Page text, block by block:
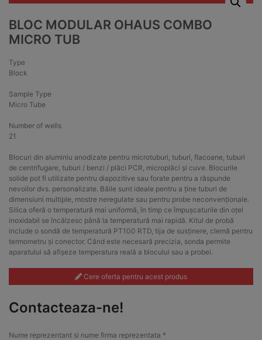
BLOC MODULAR OHAUS COMBO
MICRO TUB
Type
Block
Sample Type
Micro Tube
Number of wells
21
Blocuri din aluminiu anodizate pentru microtuburi, tuburi, flacoane, tuburi
de centrifugare, tuburi / benzi / plăci PCR, microplăci și cuve. Blocurile
solide pot fi utilizate pentru diapozitive sau forate pentru a răspunde
nevoilor dvs. personalizate. Băile sunt ideale pentru a ține tuburi de
dimensiuni multiple, mostre neregulate sau pentru probe neconvenționale.
Silica oferă o temperatură mai uniformă, în timp ce împușcaturile din oțel
inoxidabil se încălzesc până la temperatură mai rapidă. Kitul de probă
include o sondă de temperatură PT100 RTD, tija de susținere, clemă pentru
termometru și conector. Când este necesară precizia, sonda permite
aparatului să afișeze temperatura reală a blocului sau a probei.
Cere oferta pentru acest produs
Contacteaza-ne!
Nume reprezentant si nume firma reprezentata *